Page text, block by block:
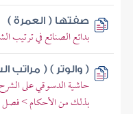
صفتها ( العمرة )
بدائع الصنائع في ترتيب
( والوتر ) ( مراتب
حاشية الدسوقي على
بذلك من الأحكام > فصل